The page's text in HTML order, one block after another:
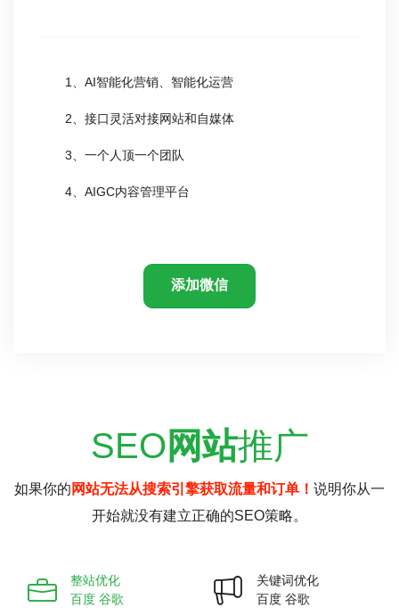
1、AI智能化营销、智能化运营
2、接口灵活对接网站和自媒体
3、一个人顶一个团队
4、AIGC内容管理平台
添加微信
SEO 网站推广
如果你的 网站无法从搜索引擎获取流量和订单！ 说明你从一
开始就没有建立正确的SEO策略。
整站优化
百度 谷歌
关键词优化
百度 谷歌